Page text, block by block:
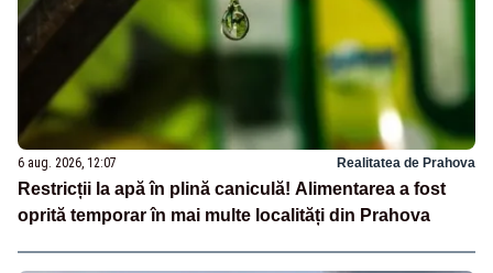
6 aug. 2026, 12:07 Realitatea de Prahova
Restricții la apă în plină caniculă! Alimentarea a fost
oprită temporar în mai multe localități din Prahova